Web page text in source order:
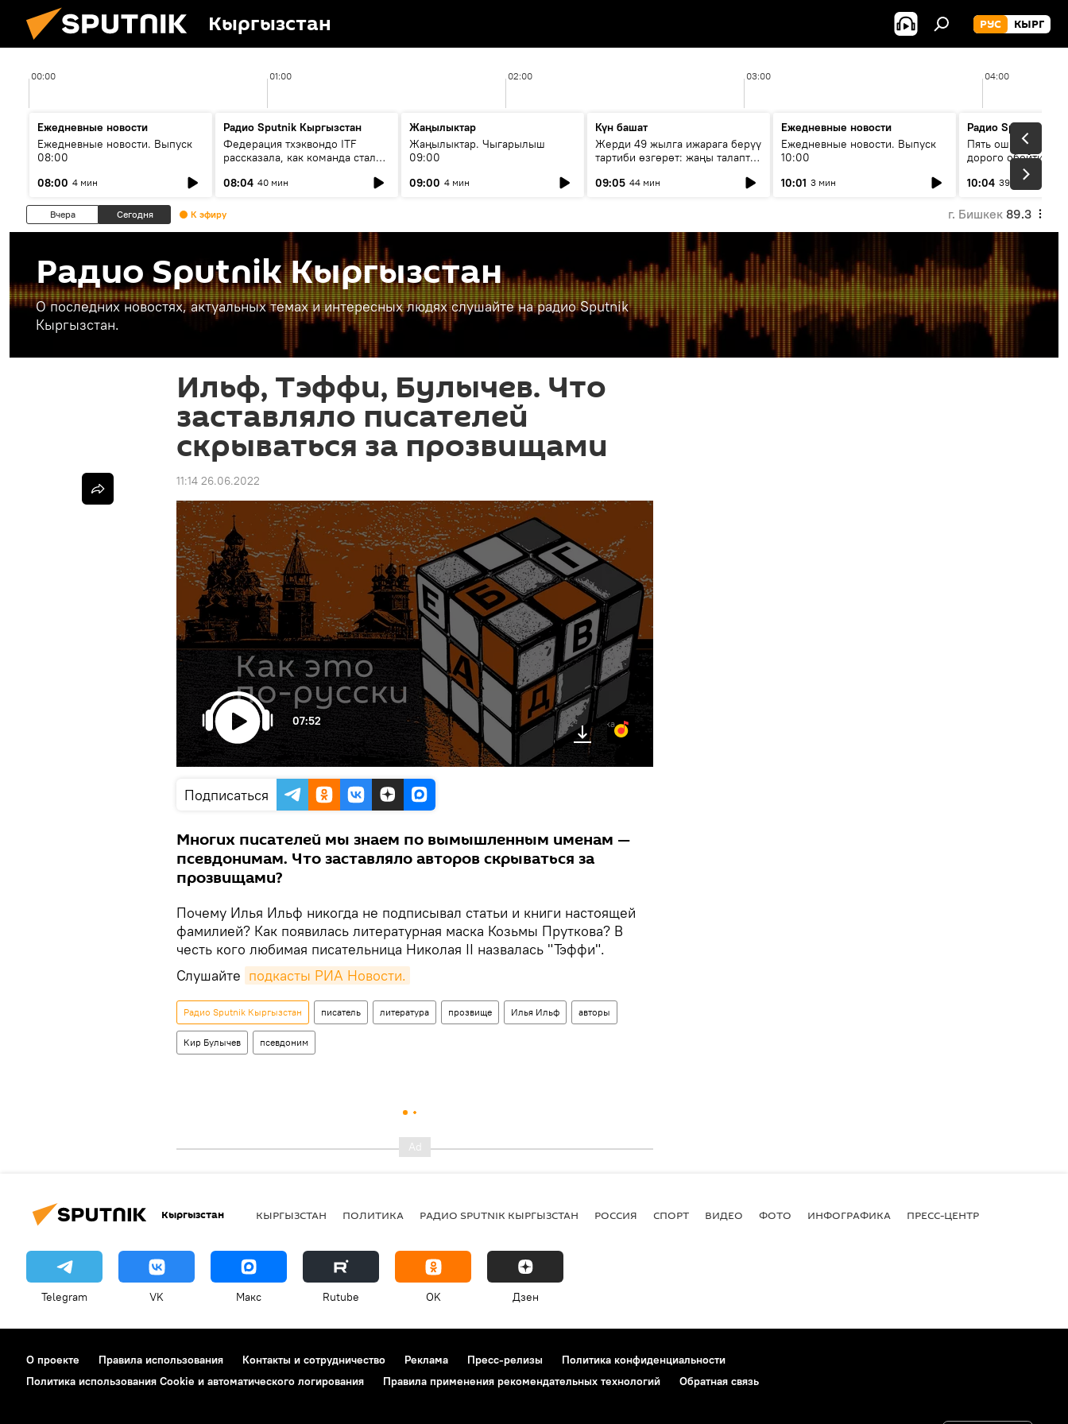
Кыргызстан РУС КЫРГ
00:00 01:00 02:00 03:00 04:00
Ежедневные новости
Ежедневные новости. Выпуск
08:00
08:00 4 мин
Радио Sputnik Кыргызстан
Федерация тхэквондо ITF
рассказала, как команда стала
08:04 40 мин
Жаңылыктар
Жаңылыктар. Чыгарылыш
09:00
09:00 4 мин
Күн башат
Жерди 49 жылга ижарага берүү
тартиби өзгөрөт: жаңы талаптар
09:05 44 мин
Ежедневные новости
Ежедневные новости. Выпуск
10:00
10:01 3 мин
Радио Sputnik
Пять ошибок
дорого обойтись
10:04 39 мин
Вчера Сегодня К эфиру г. Бишкек 89.3
Радио Sputnik Кыргызстан
О последних новостях, актуальных темах и интересных людях слушайте на радио Sputnik
Кыргызстан.
Ильф, Тэффи, Булычев. Что
заставляло писателей
скрываться за прозвищами
11:14 26.06.2022
07:52 Яндекс.Музыка
Подписаться
Многих писателей мы знаем по вымышленным именам —
псевдонимам. Что заставляло авторов скрываться за
прозвищами?
Почему Илья Ильф никогда не подписывал статьи и книги настоящей
фамилией? Как появилась литературная маска Козьмы Пруткова? В
честь кого любимая писательница Николая II назвалась "Тэффи".
Слушайте подкасты РИА Новости.
Радио Sputnik Кыргызстан писатель литература прозвище Илья Ильф авторы
Кир Булычев псевдоним
Кыргызстан КЫРГЫЗСТАН ПОЛИТИКА РАДИО SPUTNIK КЫРГЫЗСТАН РОССИЯ СПОРТ ВИДЕО ФОТО ИНФОГРАФИКА ПРЕСС-ЦЕНТР
Telegram VK Макс Rutube OK Дзен
О проекте Правила использования Контакты и сотрудничество Реклама Пресс-релизы
Политика конфиденциальности
Политика использования Cookie и автоматического логирования
Правила применения рекомендательных технологий Обратная связь